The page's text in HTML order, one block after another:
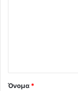
Όνομα *